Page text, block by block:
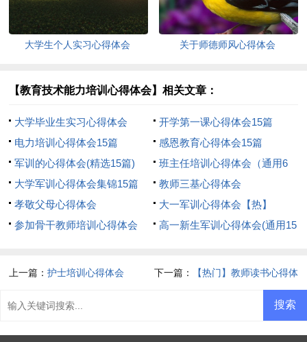
大学生个人实习心得体会 关于师德师风心得体会
【教育技术能力培训心得体会】相关文章：
大学毕业生实习心得体会
开学第一课心得体会15篇
电力培训心得体会15篇
感恩教育心得体会15篇
军训的心得体会(精选15篇)
班主任培训心得体会（通用6
篇）
大学军训心得体会集锦15篇
教师三基心得体会
孝敬父母心得体会
大一军训心得体会【热】
参加骨干教师培训心得体会
高一新生军训心得体会(通用15
上一篇：护士培训心得体会 下一篇：
【热门】教师读书心得体